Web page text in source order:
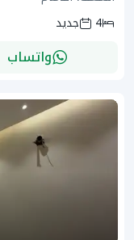
4
جديد
واتساب